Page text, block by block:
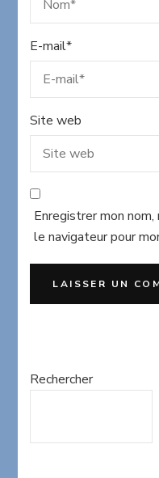
E-mail*
Site web
Enregistrer mon
le navigateur pour
Rechercher